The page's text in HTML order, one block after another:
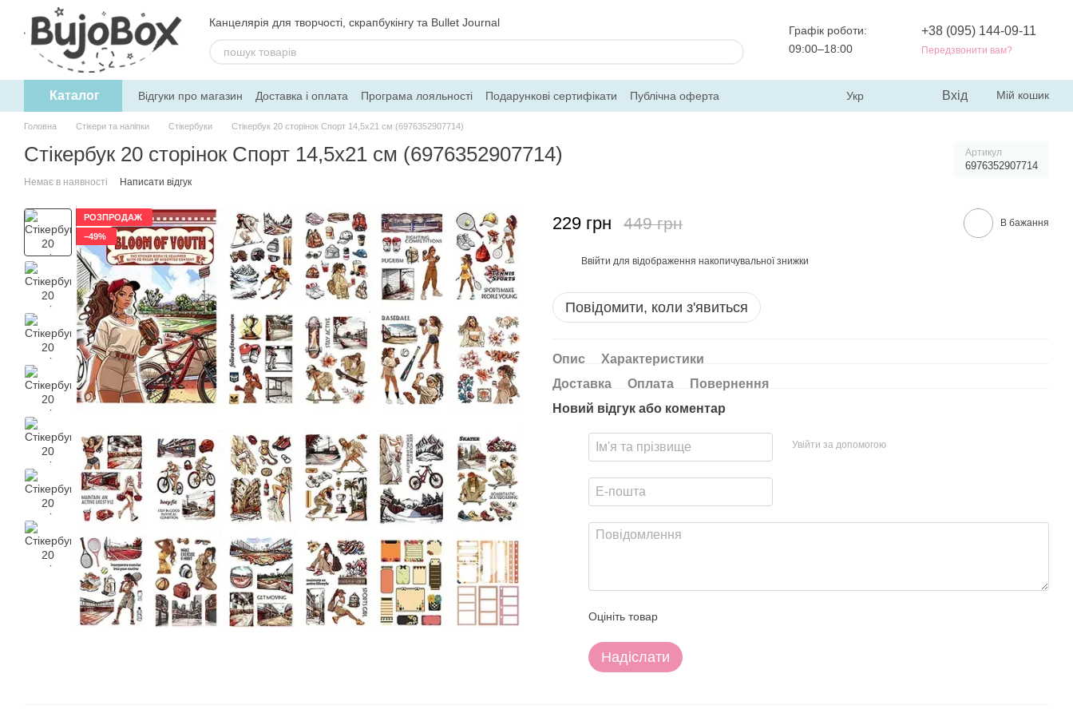
Перейти до основного контенту
Канцелярія для творчості, скрапбукінгу та Bullet Journal
Графік роботи:
09:00–18:00
+38 (095) 144-09-11
Передзвонити вам?
Каталог Відгуки про магазин Доставка і оплата Програма лояльності Подарункові сертифікати
Публічна оферта
Угода користувача
Обмін та повернення Блог Контакти Про магазин
Укр Вхід Мій кошик
Головна Стікери та наліпки Стікербуки Стікербук 20 сторінок Спорт 14,5х21 см (6976352907714)
Стікербук 20 сторінок Спорт 14,5х21 см (6976352907714) Артикул
6976352907714
Немає в наявності Написати відгук
РОЗПРОДАЖ
−49%
229 грн 449 грн В бажання
Ввійти для відображення накопичувальної знижки
Повідомити, коли з'явиться
Опис
Характеристики
Доставка
Оплата
Повернення
Новий відгук або коментар
Увійти за допомогою
Оцініть товар
Надіслати